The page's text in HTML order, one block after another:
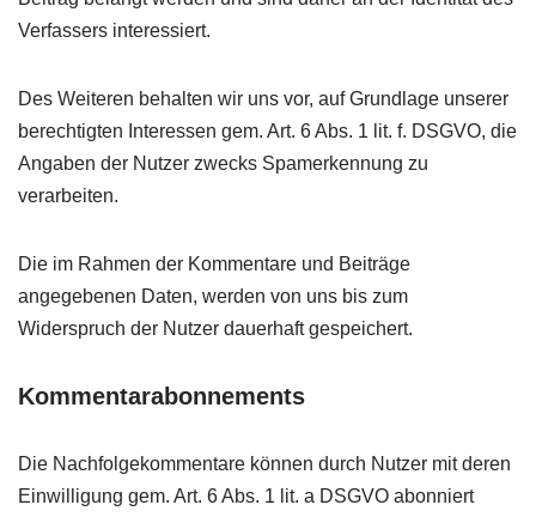
Verfassers interessiert.
Des Weiteren behalten wir uns vor, auf Grundlage unserer
berechtigten Interessen gem. Art. 6 Abs. 1 lit. f. DSGVO, die
Angaben der Nutzer zwecks Spamerkennung zu
verarbeiten.
Die im Rahmen der Kommentare und Beiträge
angegebenen Daten, werden von uns bis zum
Widerspruch der Nutzer dauerhaft gespeichert.
Kommentarabonnements
Die Nachfolgekommentare können durch Nutzer mit deren
Einwilligung gem. Art. 6 Abs. 1 lit. a DSGVO abonniert